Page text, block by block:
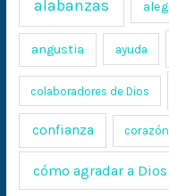
alabanzas
angustia ayuda
colaboradores de Dios
confianza corazón
cómo agradar a Dios